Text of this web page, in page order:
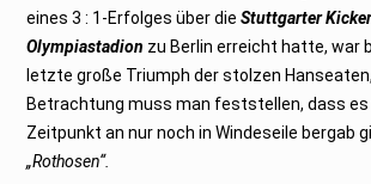
eines 3 : 1-Erfolges über die Stuttgarter
Olympiastadion zu Berlin erreicht hatte, war
letzte große Triumph der stolzen
Betrachtung muss man feststellen, dass es
Zeitpunkt an nur noch in Windeseile bergab
„Rothosen“.